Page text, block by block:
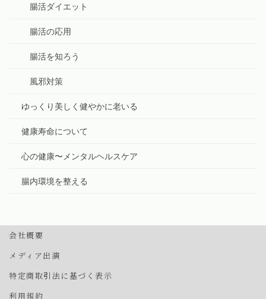
腸活ダイエット
腸活の応用
腸活を知ろう
風邪対策
ゆっくり美しく健やかに老いる
健康寿命について
心の健康〜メンタルヘルスケア
腸内環境を整える
会社概要
メディア出演
特定商取引法に基づく表示
利用規約